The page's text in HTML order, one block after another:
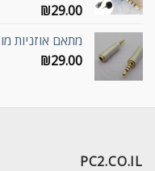
₪29.00
מתאם אוזניות מוזהב מ 2.5
₪29.00
PC2.CO.IL